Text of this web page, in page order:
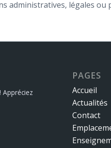
administratives, légales ou
PAGES
Accueil
Actualités
Contact